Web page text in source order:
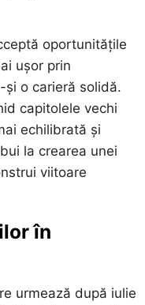
oportunitățile
ușor prin
o carieră solidă.
capitolele vechi
echilibrată și
la crearea unei
viitoare
în
urmează după iulie